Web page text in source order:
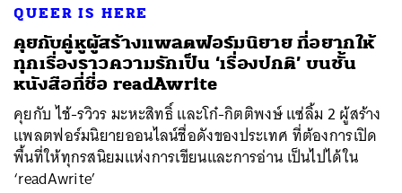
QUEER IS HERE
คุยกับคู่หูผู้สร้างแพลตฟอร์มนิยาย ที่อยากให้
ทุกเรื่องราวความรักเป็น ‘เรื่องปกติ’ บนชั้น
หนังสือที่ชื่อ readAwrite
คุยกับ ไช้-รวิวร มะหะสิทธิ์ และโก๋-กิตติพงษ์ แซ่ลิ้ม 2 ผู้สร้าง
แพลตฟอร์มนิยายออนไลน์ชื่อดังของประเทศ ที่ต้องการเปิด
พื้นที่ให้ทุกรสนิยมแห่งการเขียนและการอ่าน เป็นไปได้ใน
‘readAwrite’